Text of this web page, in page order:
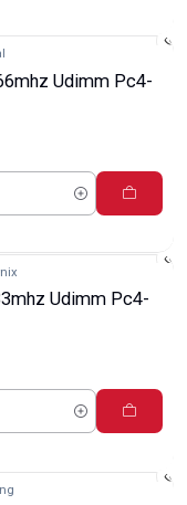
Udimm Pc4-
Udimm Pc4-